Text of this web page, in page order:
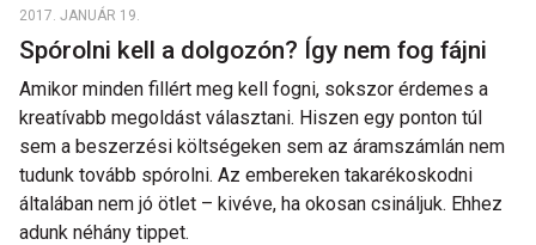
2017. JANUÁR 19.
Spórolni kell a dolgozón? Így nem fog fájni
Amikor minden fillért meg kell fogni, sokszor érdemes a
kreatívabb megoldást választani. Hiszen egy ponton túl
sem a beszerzési költségeken sem az áramszámlán nem
tudunk tovább spórolni. Az embereken takarékoskodni
általában nem jó ötlet – kivéve, ha okosan csináljuk. Ehhez
adunk néhány tippet.